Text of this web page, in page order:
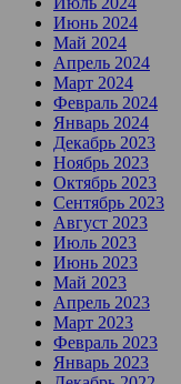
Июнь 2024
Май 2024
Апрель 2024
Март 2024
Февраль 2024
Январь 2024
Декабрь 2023
Ноябрь 2023
Октябрь 2023
Сентябрь 2023
Август 2023
Июль 2023
Июнь 2023
Май 2023
Апрель 2023
Март 2023
Февраль 2023
Январь 2023